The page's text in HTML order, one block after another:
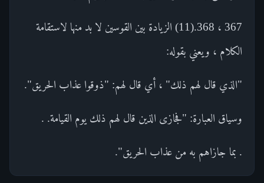
367 ، 368.(11) الزيادة بين القوسين لا بد منها لاستقامة
الكلام ، ويعني بقوله:
"الذي قال لهم ذلك" ، أي قال لهم: "ذوقوا عذاب الحريق".
وسياق العبارة: "فجازى الذين قال لهم ذلك يوم القيامة. .
. بما جازاهم به من عذاب الحريق".